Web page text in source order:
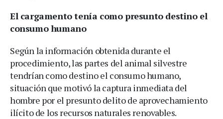
El cargamento tenía como presunto destino el
consumo humano
Según la información obtenida durante el
procedimiento, las partes del animal silvestre
tendrían como destino el consumo humano,
situación que motivó la captura inmediata del
hombre por el presunto delito de aprovechamiento
ilícito de los recursos naturales renovables.